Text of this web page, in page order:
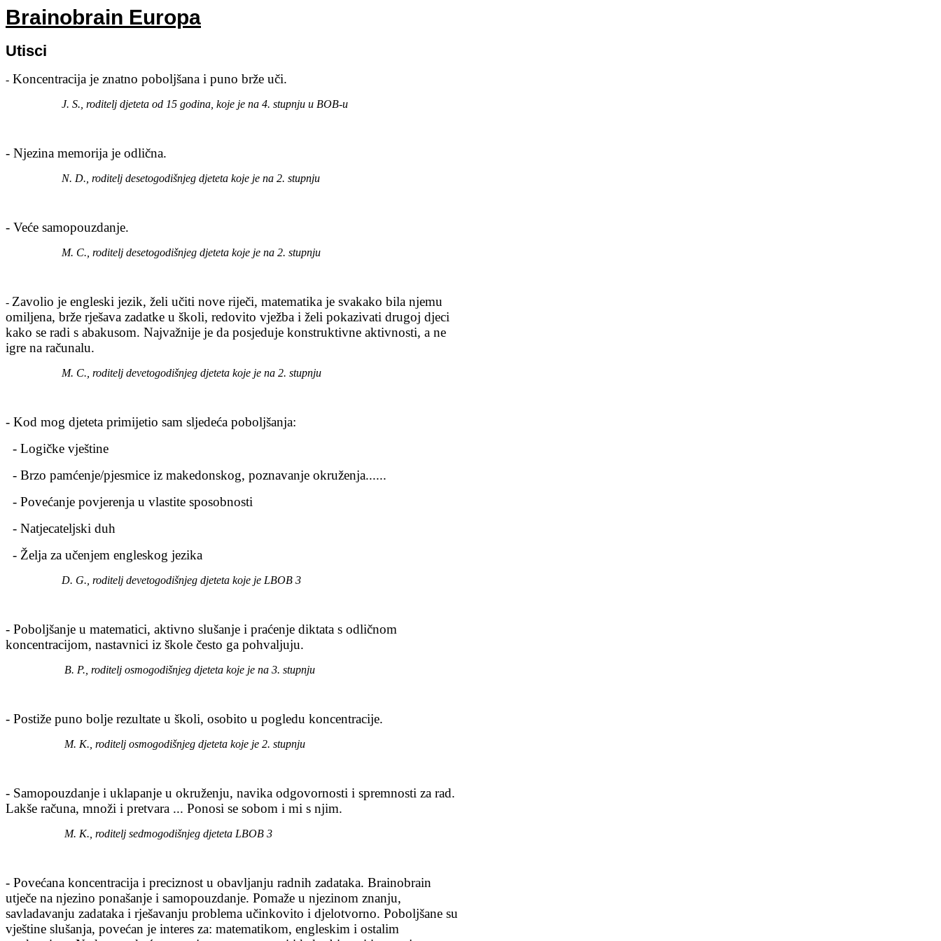
Brainobrain Europa
Utisci
- Koncentracija je znatno poboljšana i puno brže uči.
J. S., roditelj djeteta od 15 godina, koje je na 4. stupnju u BOB-u
- Njezina memorija je odlična.
N. D., roditelj desetogodišnjeg djeteta koje je na 2. stupnju
- Veće samopouzdanje.
M. С., roditelj desetogodišnjeg djeteta koje je na 2. stupnju
- Zavolio je engleski jezik, želi učiti nove riječi, matematika je svakako bila njemu
omiljena, brže rješava zadatke u školi, redovito vježba i želi pokazivati drugoj djeci
kako se radi s abakusom. Najvažnije je da posjeduje konstruktivne aktivnosti, a ne
igre na računalu.
М. С., roditelj devetogodišnjeg djeteta koje je na 2. stupnju
- Kod mog djeteta primijetio sam sljedeća poboljšanja:
- Logičke vještine
- Brzo pamćenje/pjesmice iz makedonskog, poznavanje okruženja......
- Povećanje povjerenja u vlastite sposobnosti
- Natjecateljski duh
- Želja za učenjem engleskog jezika
D. G., roditelj devetogodišnjeg djeteta koje je LBOB 3
- Poboljšanje u matematici, aktivno slušanje i praćenje diktata s odličnom
koncentracijom, nastavnici iz škole često ga pohvaljuju.
B. P., roditelj osmogodišnjeg djeteta koje je na 3. stupnju
- Postiže puno bolje rezultate u školi, osobito u pogledu koncentracije.
M. K., roditelj osmogodišnjeg djeteta koje je 2. stupnju
- Samopouzdanje i uklapanje u okruženju, navika odgovornosti i spremnosti za rad.
Lakše računa, množi i pretvara ... Ponosi se sobom i mi s njim.
M. K., roditelj sedmogodišnjeg djeteta LBOB 3
- Povećana koncentracija i preciznost u obavljanju radnih zadataka. Brainobrain
utječe na njezino ponašanje i samopouzdanje. Pomaže u njezinom znanju,
savladavanju zadataka i rješavanju problema učinkovito i djelotvorno. Poboljšane su
vještine slušanja, povećan je interes za: matematikom, engleskim i ostalim